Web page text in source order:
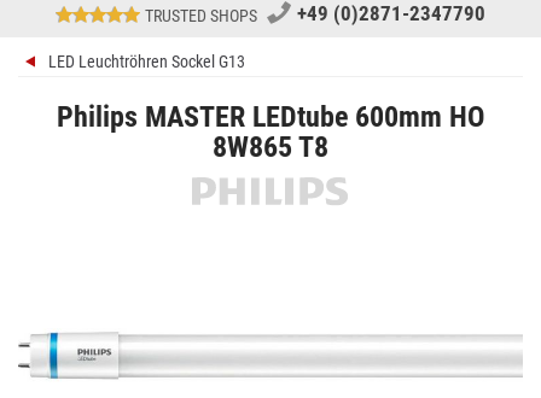
TRUSTED SHOPS +49 (0)2871-2347790
LED Leuchtröhren Sockel G13
Philips MASTER LEDtube 600mm HO
8W865 T8